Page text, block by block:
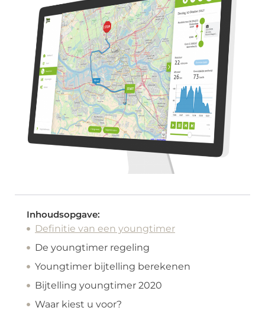
Inhoudsopgave:
Definitie van een youngtimer
De youngtimer regeling
Youngtimer bijtelling berekenen
Bijtelling youngtimer 2020
Waar kiest u voor?